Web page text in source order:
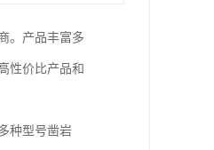
。产品丰富多
性价比产品和
种型号凿岩